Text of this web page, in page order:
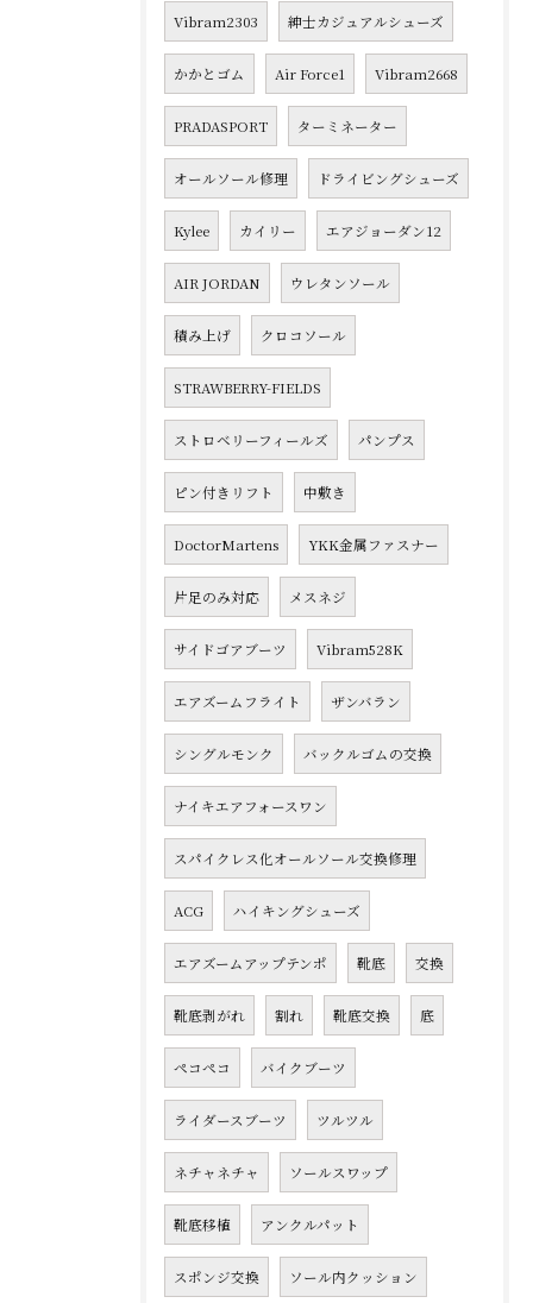
Vibram2303 紳士カジュアルシューズ
かかとゴム Air Force1 Vibram2668
PRADASPORT ターミネーター
オールソール修理 ドライビングシューズ
Kylee カイリー エアジョーダン12
AIR JORDAN ウレタンソール
積み上げ クロコソール
STRAWBERRY-FIELDS
ストロベリーフィールズ パンプス
ピン付きリフト 中敷き
DoctorMartens YKK金属ファスナー
片足のみ対応 メスネジ
サイドゴアブーツ Vibram528K
エアズームフライト ザンバラン
シングルモンク バックルゴムの交換
ナイキエアフォースワン
スパイクレス化オールソール交換修理
ACG ハイキングシューズ
エアズームアップテンポ 靴底 交換
靴底剥がれ 割れ 靴底交換 底
ペコペコ バイクブーツ
ライダースブーツ ツルツル
ネチャネチャ ソールスワップ
靴底移植 アンクルパット
スポンジ交換 ソール内クッション